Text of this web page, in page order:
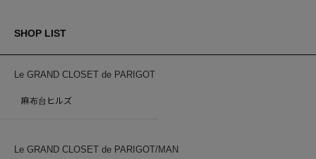
SHOP LIST
Le GRAND CLOSET de PARIGOT
麻布台ヒルズ
Le GRAND CLOSET de PARIGOT/MAN